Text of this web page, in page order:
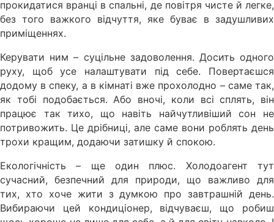
прокидатися вранці в спальні, де повітря чисте й легке,
без того важкого відчуття, яке буває в задушливих
приміщеннях.
Керувати ним – суцільне задоволення. Досить одного
руху, щоб усе налаштувати під себе. Повертаєшся
додому в спеку, а в кімнаті вже прохолодно – саме так,
як тобі подобається. Або вночі, коли всі сплять, він
працює так тихо, що навіть найчутливіший сон не
потривожить. Це дрібниці, але саме вони роблять день
трохи кращим, додаючи затишку й спокою.
Екологічність – ще один плюс. Холодоагент тут
сучасний, безпечний для природи, що важливо для
тих, хто хоче жити з думкою про завтрашній день.
Вибираючи цей кондиціонер, відчуваєш, що робиш